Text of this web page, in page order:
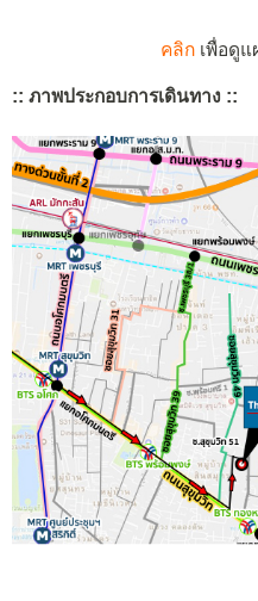
คลิกเพื่อดู
:: ภาพประกอบการเดินทาง ::